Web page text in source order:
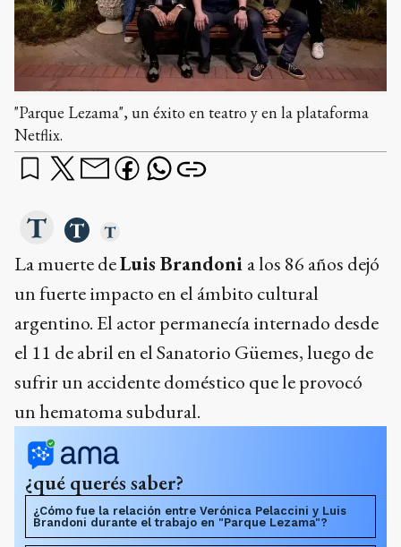
"Parque Lezama", un éxito en teatro y en la plataforma
Netflix.
La muerte deLuis Brandoni a los 86 años dejó
un fuerte impacto en el ámbito cultural
argentino. El actor permanecía internado desde
el 11 de abril en el Sanatorio Güemes, luego de
sufrir un accidente doméstico que le provocó
un hematoma subdural.
¿qué querés saber?
¿Cómo fue la relación entre Verónica Pelaccini y Luis
Brandoni durante el trabajo en "Parque Lezama"?